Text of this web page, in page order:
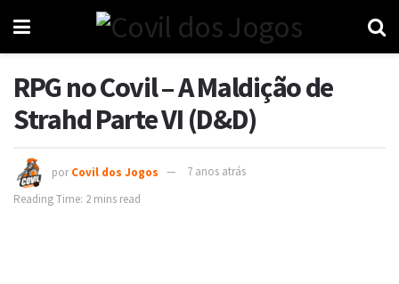
RPG no Covil – A Maldição de
Strahd Parte VI (D&D)
por Covil dos Jogos
7 anos atrás
Reading Time: 2 mins read